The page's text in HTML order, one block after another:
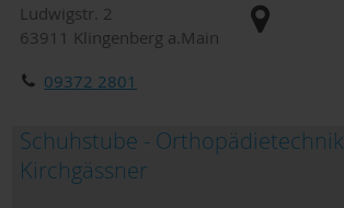
Ludwigstr. 2
63911 Klingenberg a.Main
09372 2801
Schuhstube - Orthopädietechnik
Kirchgässner